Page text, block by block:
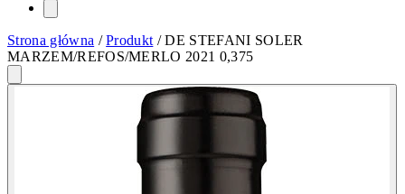
Strona główna /Produkt /DE STEFANI SOLER
MARZEM/REFOS/MERLO 2021 0,375